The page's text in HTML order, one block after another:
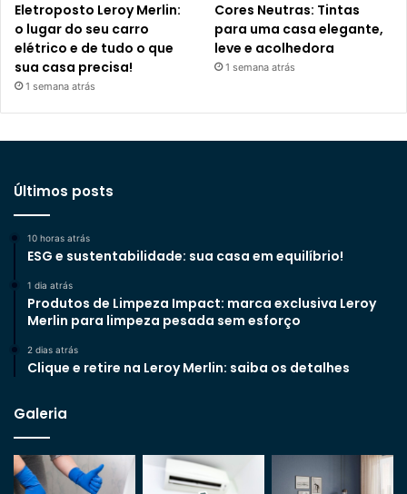
Eletroposto Leroy Merlin:
o lugar do seu carro
elétrico e de tudo o que
sua casa precisa!
1 semana atrás
Cores Neutras: Tintas
para uma casa elegante,
leve e acolhedora
1 semana atrás
Últimos posts
10 horas atrás
ESG e sustentabilidade: sua casa em equilíbrio!
1 dia atrás
Produtos de Limpeza Impact: marca exclusiva Leroy
Merlin para limpeza pesada sem esforço
2 dias atrás
Clique e retire na Leroy Merlin: saiba os detalhes
Galeria